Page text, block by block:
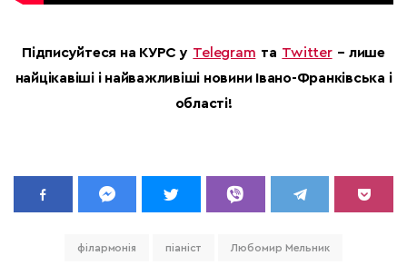
Підписуйтеся на КУРС у Telegram та Twitter – лише
найцікавіші і найважливіші новини Івано-Франківська і
області!
філармонія піаніст Любомир Мельник